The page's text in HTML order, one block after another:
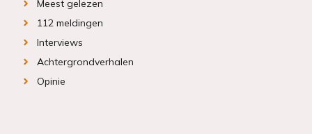
Meest gelezen
112 meldingen
Interviews
Achtergrondverhalen
Opinie